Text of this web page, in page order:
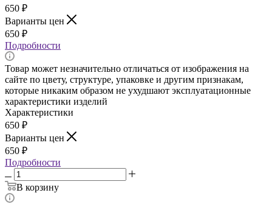
650 ₽
Варианты цен
650 ₽
Подробности
Товар может незначительно отличаться от изображения на
сайте по цвету, структуре, упаковке и другим признакам,
которые никаким образом не ухудшают эксплуатационные
характеристики изделий
Характеристики
650 ₽
Варианты цен
650 ₽
Подробности
В корзину